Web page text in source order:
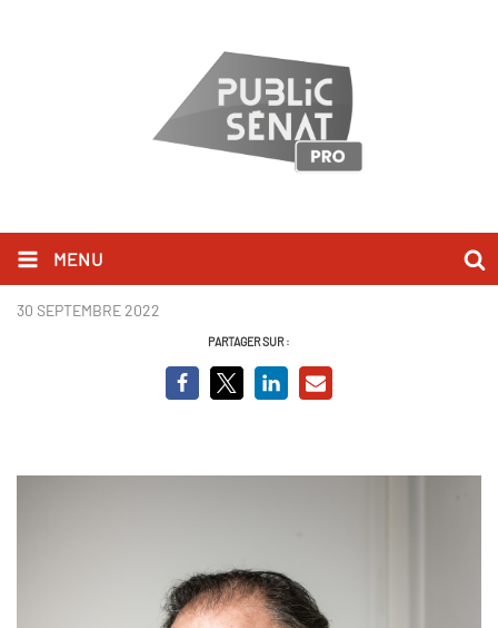
MENU
Denis Olivennes
30 SEPTEMBRE 2022
PARTAGER SUR :